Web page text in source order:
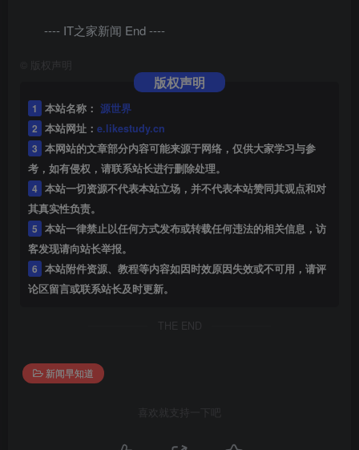
---- IT之家新闻 End ----
版权声明
版权声明
1 本站名称： 源世界
2 本站网址： e.likestudy.cn
3 本网站的文章部分内容可能来源于网络，仅供大家学习与参
考，如有侵权，请联系站长进行删除处理。
4 本站一切资源不代表本站立场，并不代表本站赞同其观点和对
其真实性负责。
5 本站一律禁止以任何方式发布或转载任何违法的相关信息，访
客发现请向站长举报。
6 本站附件资源、教程等内容如因时效原因失效或不可用，请评
论区留言或联系站长及时更新。
THE END
新闻早知道
喜欢就支持一下吧